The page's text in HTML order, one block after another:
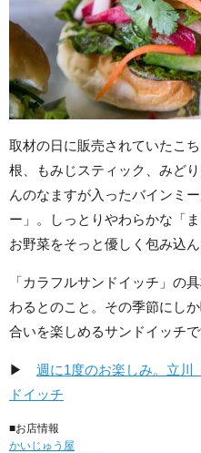
取材の日に販売されていたこ
根、もみじスティック、みど
んのなますが入ったバインミ
ー」。しっとりやわらかな「
お野菜をそっと優しく包み込ん
「カラフルサンドイッチ」の
わるとのこと。その季節にし
合いを楽しめるサンドイッチで
▶ 週に1度のお楽しみ。立川
ドイッチ
■お店情報
かいじゅう屋